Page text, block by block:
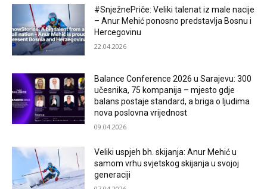
#SnježnePriče: Veliki talenat iz male nacije
– Anur Mehić ponosno predstavlja Bosnu i
Hercegovinu
22.04.2026
Balance Conference 2026 u Sarajevu: 300
učesnika, 75 kompanija – mjesto gdje
balans postaje standard, a briga o ljudima
nova poslovna vrijednost
09.04.2026
Veliki uspjeh bh. skijanja: Anur Mehić u
samom vrhu svjetskog skijanja u svojoj
generaciji